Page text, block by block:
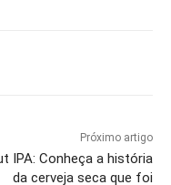
Próximo artigo
IPA: Conheça a história
da cerveja seca que foi